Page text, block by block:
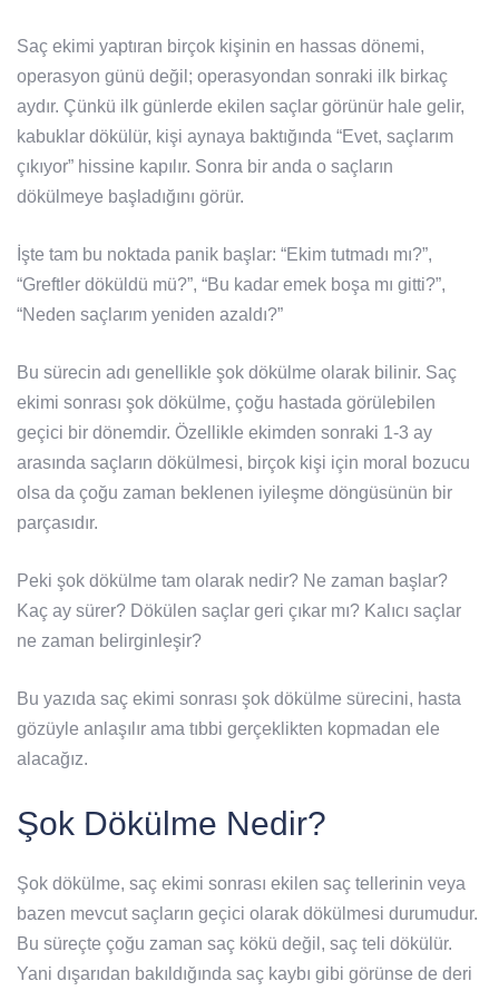
Saç ekimi yaptıran birçok kişinin en hassas dönemi,
operasyon günü değil; operasyondan sonraki ilk birkaç
aydır. Çünkü ilk günlerde ekilen saçlar görünür hale gelir,
kabuklar dökülür, kişi aynaya baktığında “Evet, saçlarım
çıkıyor” hissine kapılır. Sonra bir anda o saçların
dökülmeye başladığını görür.
İşte tam bu noktada panik başlar: “Ekim tutmadı mı?”,
“Greftler döküldü mü?”, “Bu kadar emek boşa mı gitti?”,
“Neden saçlarım yeniden azaldı?”
Bu sürecin adı genellikle şok dökülme olarak bilinir. Saç
ekimi sonrası şok dökülme, çoğu hastada görülebilen
geçici bir dönemdir. Özellikle ekimden sonraki 1-3 ay
arasında saçların dökülmesi, birçok kişi için moral bozucu
olsa da çoğu zaman beklenen iyileşme döngüsünün bir
parçasıdır.
Peki şok dökülme tam olarak nedir? Ne zaman başlar?
Kaç ay sürer? Dökülen saçlar geri çıkar mı? Kalıcı saçlar
ne zaman belirginleşir?
Bu yazıda saç ekimi sonrası şok dökülme sürecini, hasta
gözüyle anlaşılır ama tıbbi gerçeklikten kopmadan ele
alacağız.
Şok Dökülme Nedir?
Şok dökülme, saç ekimi sonrası ekilen saç tellerinin veya
bazen mevcut saçların geçici olarak dökülmesi durumudur.
Bu süreçte çoğu zaman saç kökü değil, saç teli dökülür.
Yani dışarıdan bakıldığında saç kaybı gibi görünse de deri